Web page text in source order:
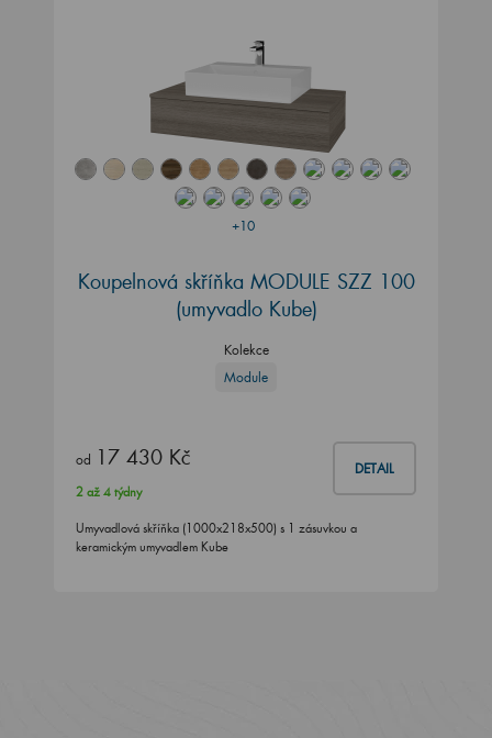
+10
Koupelnová skříňka MODULE SZZ 100
(umyvadlo Kube)
Kolekce
Module
od 17 430 Kč DETAIL
2 až 4 týdny
Umyvadlová skříňka (1000x218x500) s 1 zásuvkou a
keramickým umyvadlem Kube